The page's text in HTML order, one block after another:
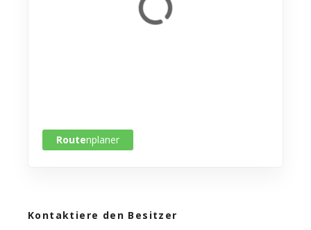
Routenplaner
Kontaktiere den Besitzer